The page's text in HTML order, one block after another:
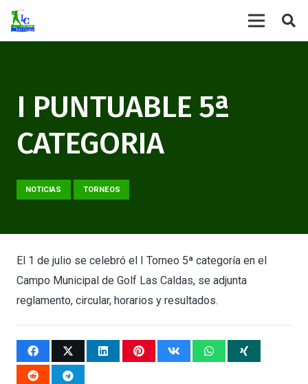
I PUNTUABLE 5ª
CATEGORIA
NOTICIAS TORNEOS
El 1 de julio se celebró el I Torneo 5ª categoría en el
Campo Municipal de Golf Las Caldas, se adjunta
reglamento, circular, horarios y resultados.